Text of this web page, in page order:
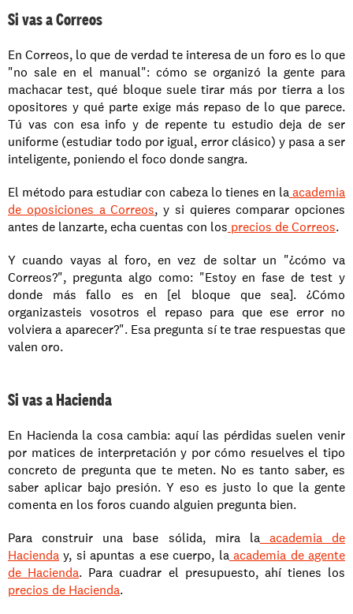
Si vas a Correos
En Correos, lo que de verdad te interesa de un foro es lo que
"no sale en el manual": cómo se organizó la gente para
machacar test, qué bloque suele tirar más por tierra a los
opositores y qué parte exige más repaso de lo que parece.
Tú vas con esa info y de repente tu estudio deja de ser
uniforme (estudiar todo por igual, error clásico) y pasa a ser
inteligente, poniendo el foco donde sangra.
El método para estudiar con cabeza lo tienes en la academia
de oposiciones a Correos, y si quieres comparar opciones
antes de lanzarte, echa cuentas con los precios de Correos.
Y cuando vayas al foro, en vez de soltar un "¿cómo va
Correos?", pregunta algo como: "Estoy en fase de test y
donde más fallo es en [el bloque que sea]. ¿Cómo
organizasteis vosotros el repaso para que ese error no
volviera a aparecer?". Esa pregunta sí te trae respuestas que
valen oro.
Si vas a Hacienda
En Hacienda la cosa cambia: aquí las pérdidas suelen venir
por matices de interpretación y por cómo resuelves el tipo
concreto de pregunta que te meten. No es tanto saber, es
saber aplicar bajo presión. Y eso es justo lo que la gente
comenta en los foros cuando alguien pregunta bien.
Para construir una base sólida, mira la academia de
Hacienda y, si apuntas a ese cuerpo, la academia de agente
de Hacienda. Para cuadrar el presupuesto, ahí tienes los
precios de Hacienda.